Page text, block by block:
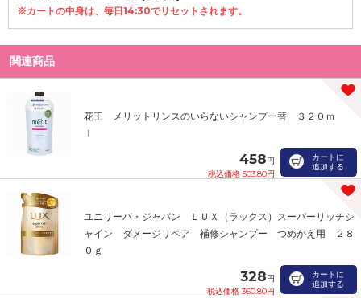
※カートの中身は、毎日14:30でリセットされます。
関連商品
花王 メリットリンスのいらないシャンプー替 ３２０ｍ
ｌ
458円
税込価格 503.80円
カートに
追加する
ユニリーバ・ジャパン ＬＵＸ（ラックス）スーパーリッチシ
ャイン ダメージリペア 補修シャンプー つめかえ用 ２８
０ｇ
328円
税込価格 360.80円
カートに
追加する